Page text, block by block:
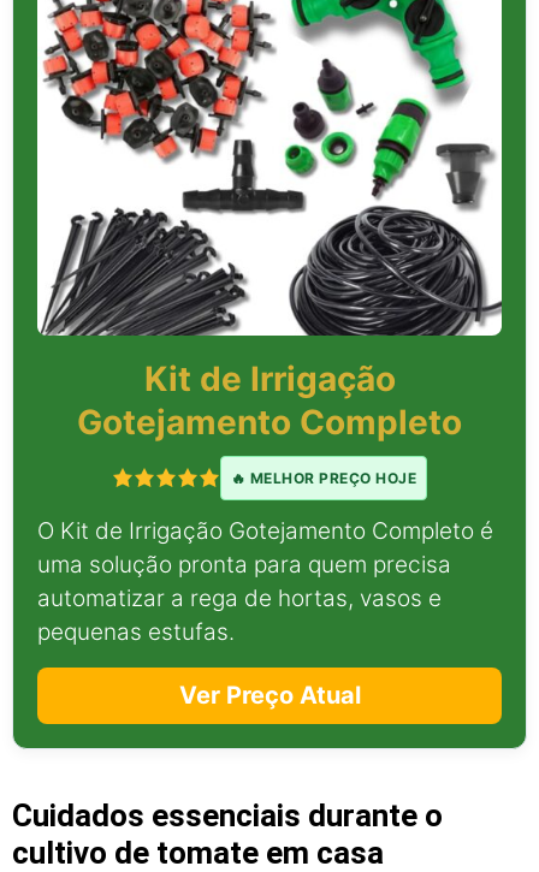
Kit de Irrigação
Gotejamento Completo
🔥 MELHOR PREÇO HOJE
O Kit de Irrigação Gotejamento Completo é
uma solução pronta para quem precisa
automatizar a rega de hortas, vasos e
pequenas estufas.
Ver Preço Atual
Cuidados essenciais durante o
cultivo de tomate em casa